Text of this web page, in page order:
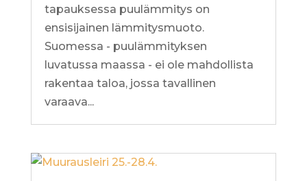
tapauksessa puulämmitys on
ensisijainen lämmitysmuoto.
Suomessa - puulämmityksen
luvatussa maassa - ei ole mahdollista
rakentaa taloa, jossa tavallinen
varaava...